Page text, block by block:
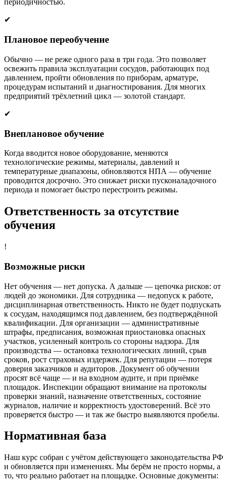
периодичностью.
✔
Плановое переобучение
Обычно — не реже одного раза в три года. Это позволяет
освежить правила эксплуатации сосудов, работающих под
давлением, пройти обновления по приборам, арматуре,
процедурам испытаний и диагностирования. Для многих
предприятий трёхлетний цикл — золотой стандарт.
✔
Внеплановое обучение
Когда вводится новое оборудование, меняются
технологические режимы, материалы, давлений и
температурные диапазоны, обновляются НПА — обучение
проводится досрочно. Это снижает риски пусконаладочного
периода и помогает быстро перестроить режимы.
Ответственность за отсутствие
обучения
!
Возможные риски
Нет обучения — нет допуска. А дальше — цепочка рисков: от
людей до экономики. Для сотрудника — недопуск к работе,
дисциплинарная ответственность. Никто не будет подпускать
к сосудам, находящимся под давлением, без подтверждённой
квалификации. Для организации — административные
штрафы, предписания, возможная приостановка опасных
участков, усиленный контроль со стороны надзора. Для
производства — остановка технологических линий, срыв
сроков, рост страховых издержек. Для репутации — потеря
доверия заказчиков и аудиторов. Документ об обучении
просят всё чаще — и на входном аудите, и при приёмке
площадок. Инспекции обращают внимание на протоколы
проверки знаний, назначение ответственных, состояние
журналов, наличие и корректность удостоверений. Всё это
проверяется быстро — и так же быстро выявляются пробелы.
Нормативная база
Наш курс собран с учётом действующего законодательства РФ
и обновляется при изменениях. Мы берём не просто нормы, а
то, что реально работает на площадке. Основные документы: